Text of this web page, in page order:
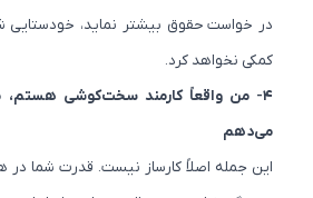
در خواست حقوق بیشتر نماید، خودستایی شما
کمکی نخواهد کرد.
۴- من واقعاً کارمند سخت‌کوشی هستم، من کار
می‌دهم
این جمله اصلاً کارساز نیست. قدرت شما در هر